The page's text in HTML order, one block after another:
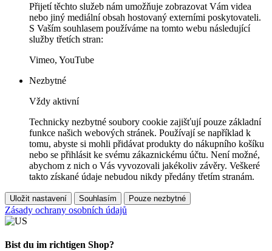
Přijetí těchto služeb nám umožňuje zobrazovat Vám videa
nebo jiný mediální obsah hostovaný externími poskytovateli.
S Vaším souhlasem používáme na tomto webu následující
služby třetích stran:
Vimeo, YouTube
Nezbytné
Vždy aktivní
Technicky nezbytné soubory cookie zajišťují pouze základní
funkce našich webových stránek. Používají se například k
tomu, abyste si mohli přidávat produkty do nákupního košíku
nebo se přihlásit ke svému zákaznickému účtu. Není možné,
abychom z nich o Vás vyvozovali jakékoliv závěry. Veškeré
takto získané údaje nebudou nikdy předány třetím stranám.
Uložit nastavení Souhlasím Pouze nezbytné
Zásady ochrany osobních údajů
Bist du im richtigen Shop?